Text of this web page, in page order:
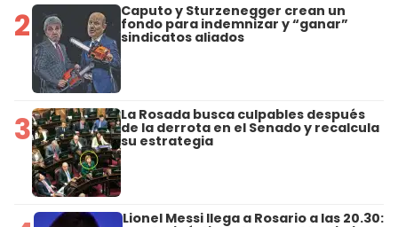
2 Caputo y Sturzenegger crean un
fondo para indemnizar y “ganar”
sindicatos aliados
3 La Rosada busca culpables después
de la derrota en el Senado y recalcula
su estrategia
Lionel Messi llega a Rosario a las 20.30: